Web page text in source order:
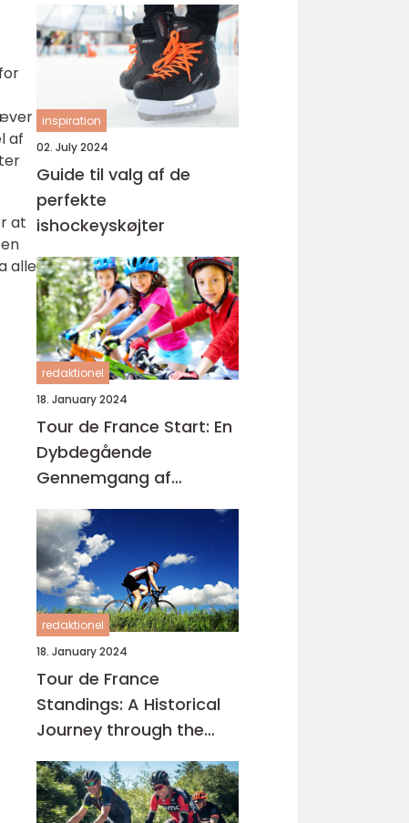
af
at
alle
inspiration
02. July 2024
Guide til valg af de
perfekte
ishockeyskøjter
redaktionel
18. January 2024
Tour de France Start: En
Dybdegående
Gennemgang af
Cykelløbets Begyndelse
redaktionel
18. January 2024
Tour de France
Standings: A Historical
Journey through the
Worlds Most Prestigious
Cycling Race